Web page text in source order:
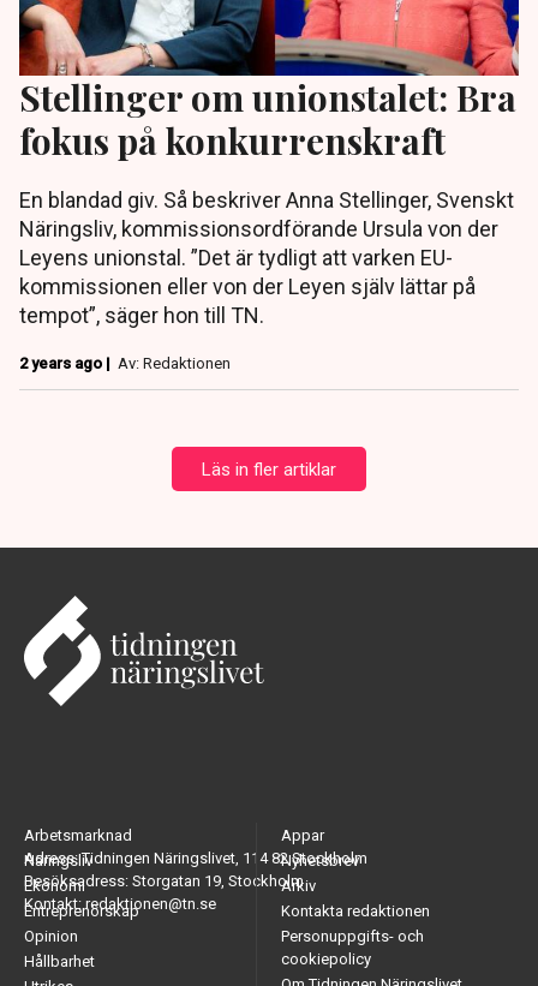
Stellinger om unionstalet: Bra
fokus på konkurrenskraft
En blandad giv. Så beskriver Anna Stellinger, Svenskt
Näringsliv, kommissionsordförande Ursula von der
Leyens unionstal. ”Det är tydligt att varken EU-
kommissionen eller von der Leyen själv lättar på
tempot”, säger hon till TN.
2 years ago | Av: Redaktionen
Läs in fler artiklar
Adress: Tidningen Näringslivet, 114 82 Stockholm
Besöksadress: Storgatan 19, Stockholm
Kontakt: redaktionen@tn.se
Arbetsmarknad
Näringsliv
Ekonomi
Entreprenörskap
Opinion
Hållbarhet
Appar
Nyhetsbrev
Arkiv
Kontakta redaktionen
Personuppgifts- och
cookiepolicy